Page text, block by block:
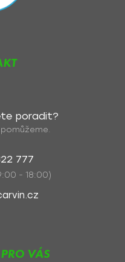
poradit?
777
- 18:00)
VÁS